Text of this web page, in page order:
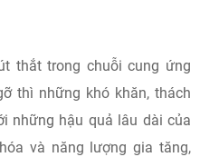
thắt trong chuỗi cung ứng
thì những khó khăn, thách
những hậu quả lâu dài của
và năng lượng gia tăng,